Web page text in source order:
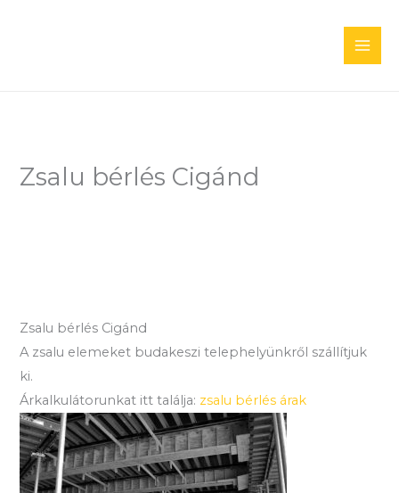
Zsalu bérlés Cigánd
Zsalu bérlés Cigánd
A zsalu elemeket budakeszi telephelyünkről szállítjuk
ki.
Árkalkulátorunkat itt találja: zsalu bérlés árak